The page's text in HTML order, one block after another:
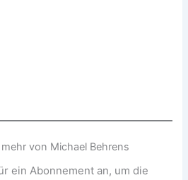
von Michael Behrens
ein Abonnement an, um die